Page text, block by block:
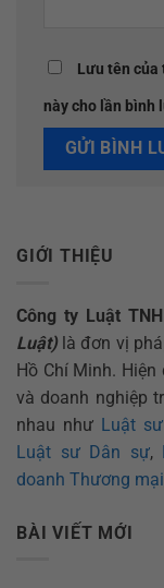
Lưu tên của
này cho lần bình
GIỚI THIỆU
Công ty Luật
Luật) là đơn vị
Hồ Chí Minh.
và doanh nghiệp
nhau như Luật
Luật sư Dân sự,
doanh Thương mại
BÀI VIẾT MỚI